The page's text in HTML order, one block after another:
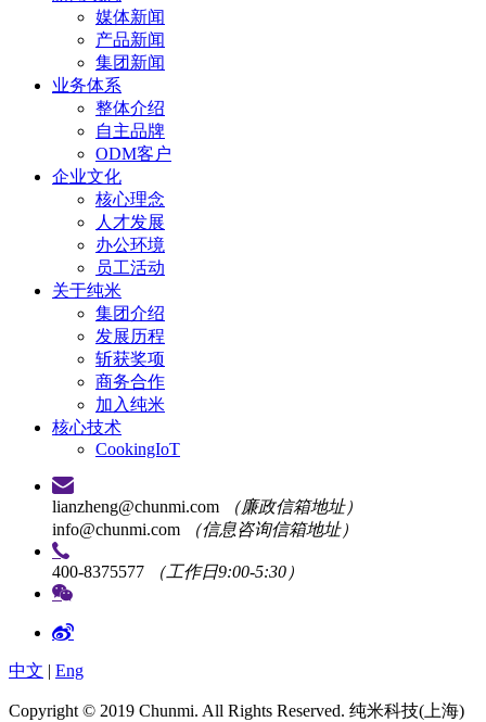
媒体新闻
产品新闻
集团新闻
业务体系
整体介绍
自主品牌
ODM客户
企业文化
核心理念
人才发展
办公环境
员工活动
关于纯米
集团介绍
发展历程
斩获奖项
商务合作
加入纯米
核心技术
CookingIoT
lianzheng@chunmi.com
（廉政信箱地址）
info@chunmi.com
（信息咨询信箱地址）
400-8375577 （工作日9:00-5:30）
中文 | Eng
Copyright © 2019 Chunmi. All Rights Reserved. 纯米科技(上海)